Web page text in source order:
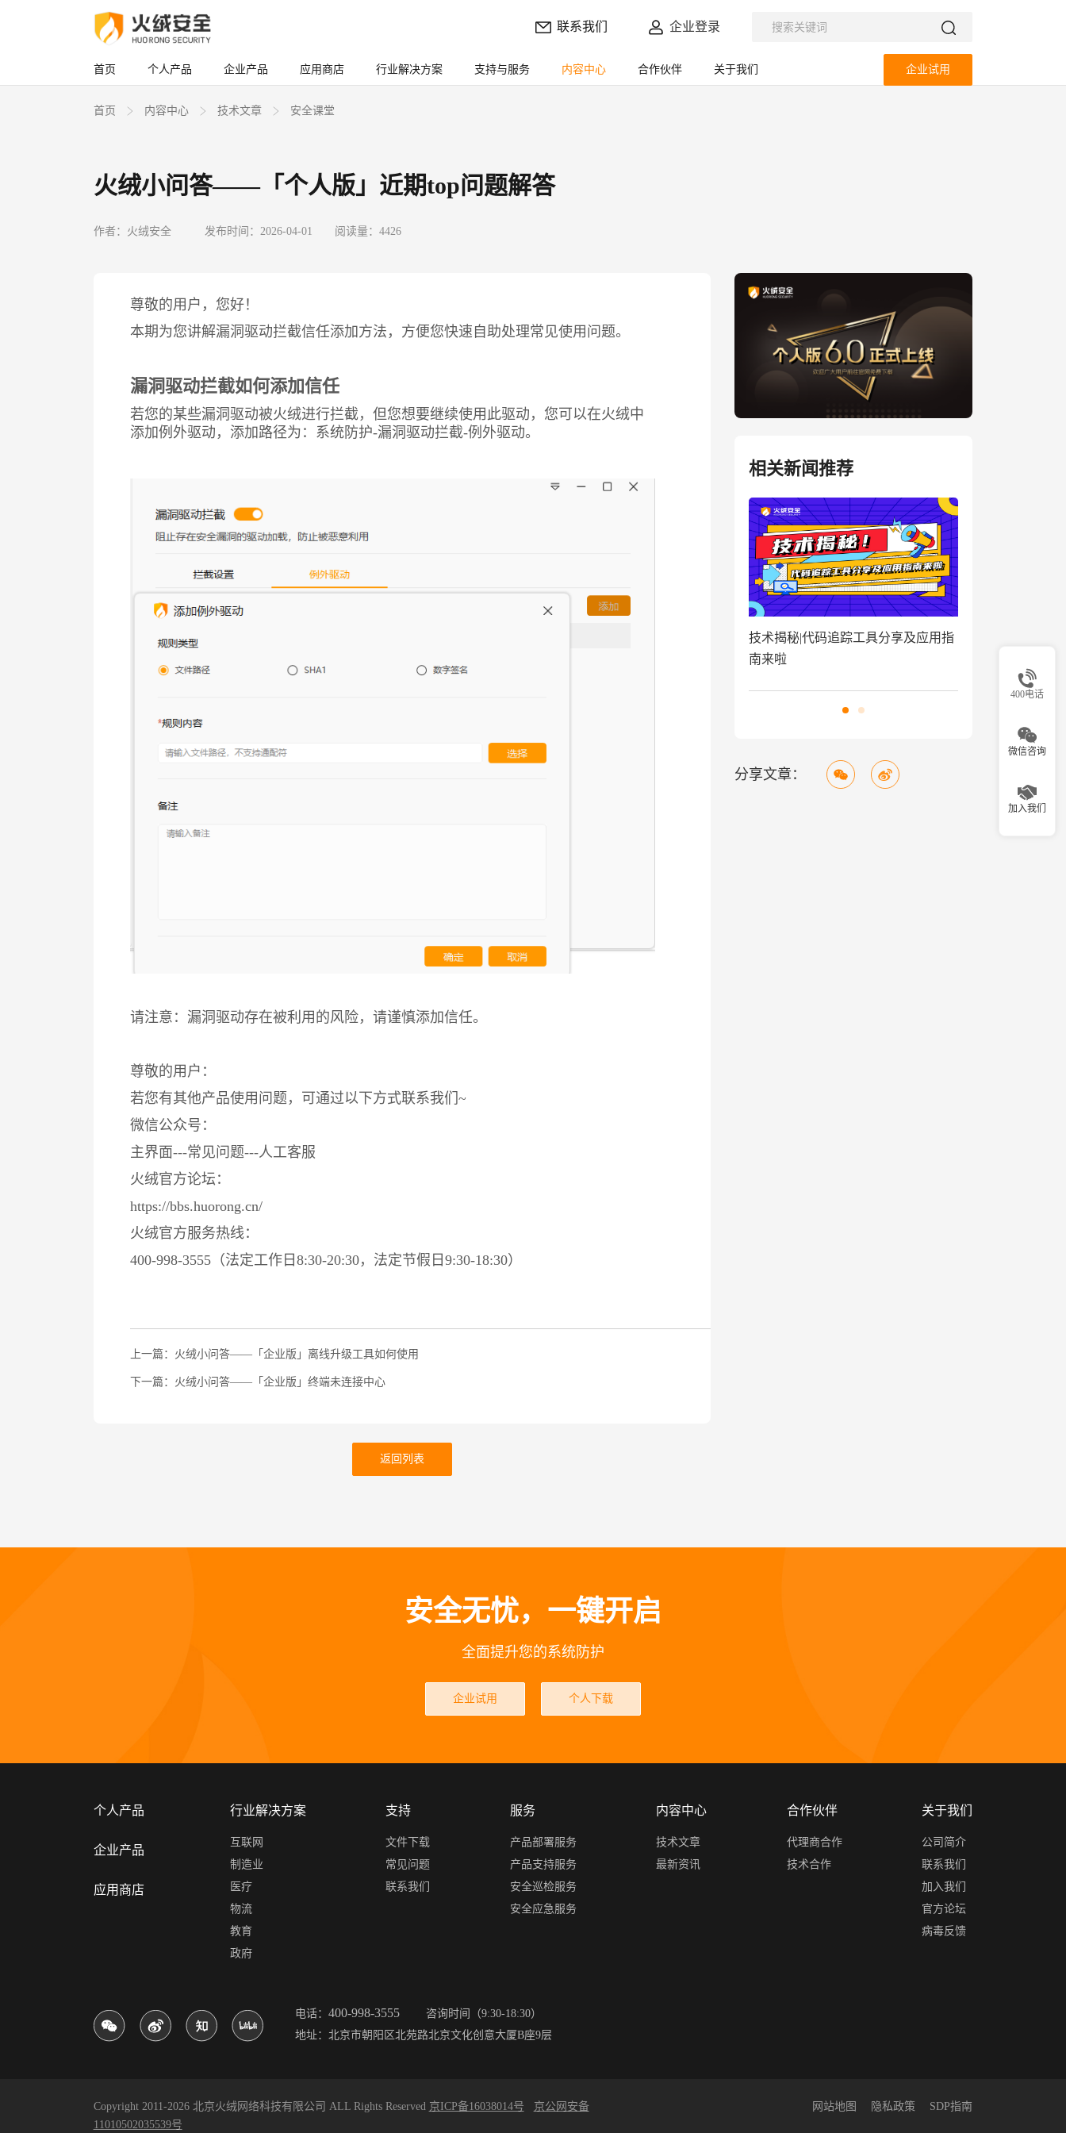
联系我们 企业登录
首页 个人产品 企业产品 应用商店 行业解决方案 支持与服务 内容中心 合作伙伴 关于我们 企业试用
400电话
微信咨询
加入我们
首页 内容中心 技术文章 安全课堂
火绒小问答——「个人版」近期top问题解答
作者：火绒安全 发布时间：2026-04-01 阅读量：4426
尊敬的用户，您好！
本期为您讲解漏洞驱动拦截信任添加方法，方便您快速自助处理常见使用问题。
漏洞驱动拦截如何添加信任
若您的某些漏洞驱动被火绒进行拦截，但您想要继续使用此驱动，您可以在火绒中
添加例外驱动，添加路径为：系统防护-漏洞驱动拦截-例外驱动。
请注意：漏洞驱动存在被利用的风险，请谨慎添加信任。
尊敬的用户：
若您有其他产品使用问题，可通过以下方式联系我们~
微信公众号：
主界面---常见问题---人工客服
火绒官方论坛：
https://bbs.huorong.cn/
火绒官方服务热线：
400-998-3555（法定工作日8:30-20:30，法定节假日9:30-18:30）
上一篇：火绒小问答——「企业版」离线升级工具如何使用
下一篇：火绒小问答——「企业版」终端未连接中心
返回列表
相关新闻推荐
技术揭秘|代码追踪工具分享及应用指
南来啦
分享文章：
安全无忧，一键开启
全面提升您的系统防护
企业试用 个人下载
个人产品
企业产品
应用商店
行业解决方案
互联网
制造业
医疗
物流
教育
政府
支持
文件下载
常见问题
联系我们
服务
产品部署服务
产品支持服务
安全巡检服务
安全应急服务
内容中心
技术文章
最新资讯
合作伙伴
代理商合作
技术合作
关于我们
公司简介
联系我们
加入我们
官方论坛
病毒反馈
电话： 400-998-3555
咨询时间（9:30-18:30）
地址：北京市朝阳区北苑路北京文化创意大厦B座9层
Copyright 2011-2026 北京火绒网络科技有限公司 ALL Rights Reserved 京ICP备16038014号
京公网安备
11010502035539号
网站地图 隐私政策 SDP指南